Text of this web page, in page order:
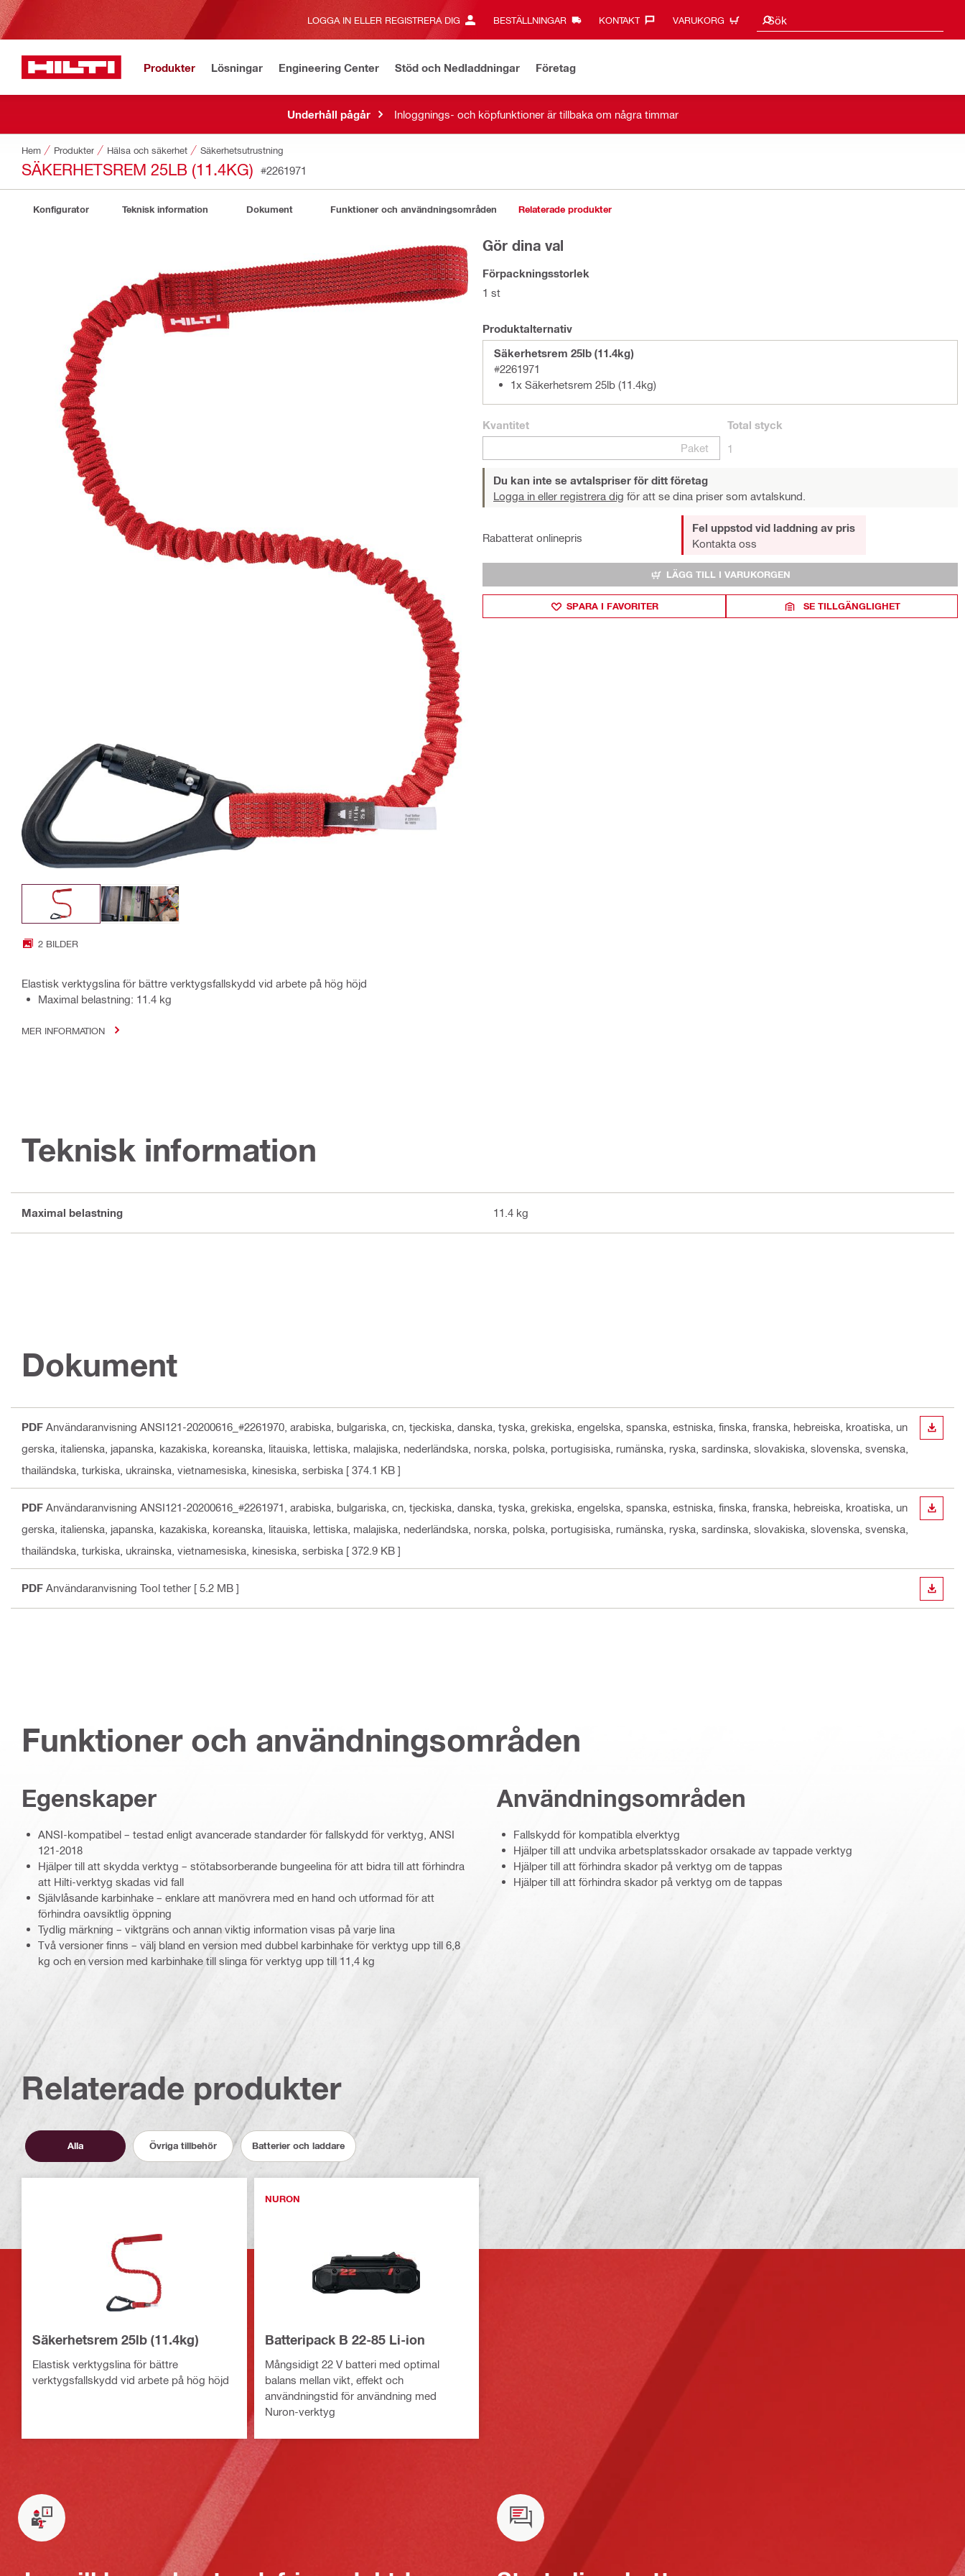
LOGGA IN ELLER REGISTRERA DIG BESTÄLLNINGAR KONTAKT‎ VARUKORG Sök
Sökförslag
Produkter Lösningar Engineering Center Stöd och Nedladdningar Företag
Underhåll pågår Inloggnings- och köpfunktioner är tillbaka om några timmar
Hem Produkter Hälsa och säkerhet Säkerhetsutrustning
SÄKERHETSREM 25LB (11.4KG) #2261971
Konfigurator Teknisk information Dokument Funktioner och användningsområden Relaterade produkter
2 BILDER
Elastisk verktygslina för bättre verktygsfallskydd vid arbete på hög höjd
Maximal belastning: 11.4 kg
MER INFORMATION
Gör dina val
Förpackningsstorlek
1 st
Produktalternativ
Säkerhetsrem 25lb (11.4kg)
#2261971
1x Säkerhetsrem 25lb (11.4kg)
Kvantitet
Paket
Total styck
1
Du kan inte se avtalspriser för ditt företag
Logga in eller registrera dig för att se dina priser som avtalskund.
Rabatterat onlinepris
Fel uppstod vid laddning av pris
Kontakta oss
LÄGG TILL I VARUKORGEN
SPARA I FAVORITER SE TILLGÄNGLIGHET
Teknisk information
Maximal belastning 11.4 kg
Dokument
PDF Användaranvisning ANSI121-20200616_#2261970 , arabiska, bulgariska, cn, tjeckiska, danska, tyska, grekiska, engelska, spanska, estniska, finska, franska, hebreiska, kroatiska, un
gerska, italienska, japanska, kazakiska, koreanska, litauiska, lettiska, malajiska, nederländska, norska, polska, portugisiska, rumänska, ryska, sardinska, slovakiska, slovenska, svenska,
thailändska, turkiska, ukrainska, vietnamesiska, kinesiska, serbiska [ 374.1 KB ]
LADDA
PDF Användaranvisning ANSI121-20200616_#2261971 , arabiska, bulgariska, cn, tjeckiska, danska, tyska, grekiska, engelska, spanska, estniska, finska, franska, hebreiska, kroatiska, un
gerska, italienska, japanska, kazakiska, koreanska, litauiska, lettiska, malajiska, nederländska, norska, polska, portugisiska, rumänska, ryska, sardinska, slovakiska, slovenska, svenska,
thailändska, turkiska, ukrainska, vietnamesiska, kinesiska, serbiska [ 372.9 KB ]
LADDA
PDF Användaranvisning Tool tether [ 5.2 MB ] LADDA
Funktioner och användningsområden
Egenskaper
ANSI-kompatibel – testad enligt avancerade standarder för fallskydd för verktyg, ANSI
121-2018
Hjälper till att skydda verktyg – stötabsorberande bungeelina för att bidra till att förhindra
att Hilti-verktyg skadas vid fall
Självlåsande karbinhake – enklare att manövrera med en hand och utformad för att
förhindra oavsiktlig öppning
Tydlig märkning – viktgräns och annan viktig information visas på varje lina
Två versioner finns – välj bland en version med dubbel karbinhake för verktyg upp till 6,8
kg och en version med karbinhake till slinga för verktyg upp till 11,4 kg
Användningsområden
Fallskydd för kompatibla elverktyg
Hjälper till att undvika arbetsplatsskador orsakade av tappade verktyg
Hjälper till att förhindra skador på verktyg om de tappas
Hjälper till att förhindra skador på verktyg om de tappas
Relaterade produkter
Alla Övriga tillbehör Batterier och laddare
Säkerhetsrem 25lb (11.4kg)
Elastisk verktygslina för bättre
verktygsfallskydd vid arbete på hög höjd
NURON
Batteripack B 22-85 Li-ion
Mångsidigt 22 V batteri med optimal
balans mellan vikt, effekt och
användningstid för användning med
Nuron-verktyg